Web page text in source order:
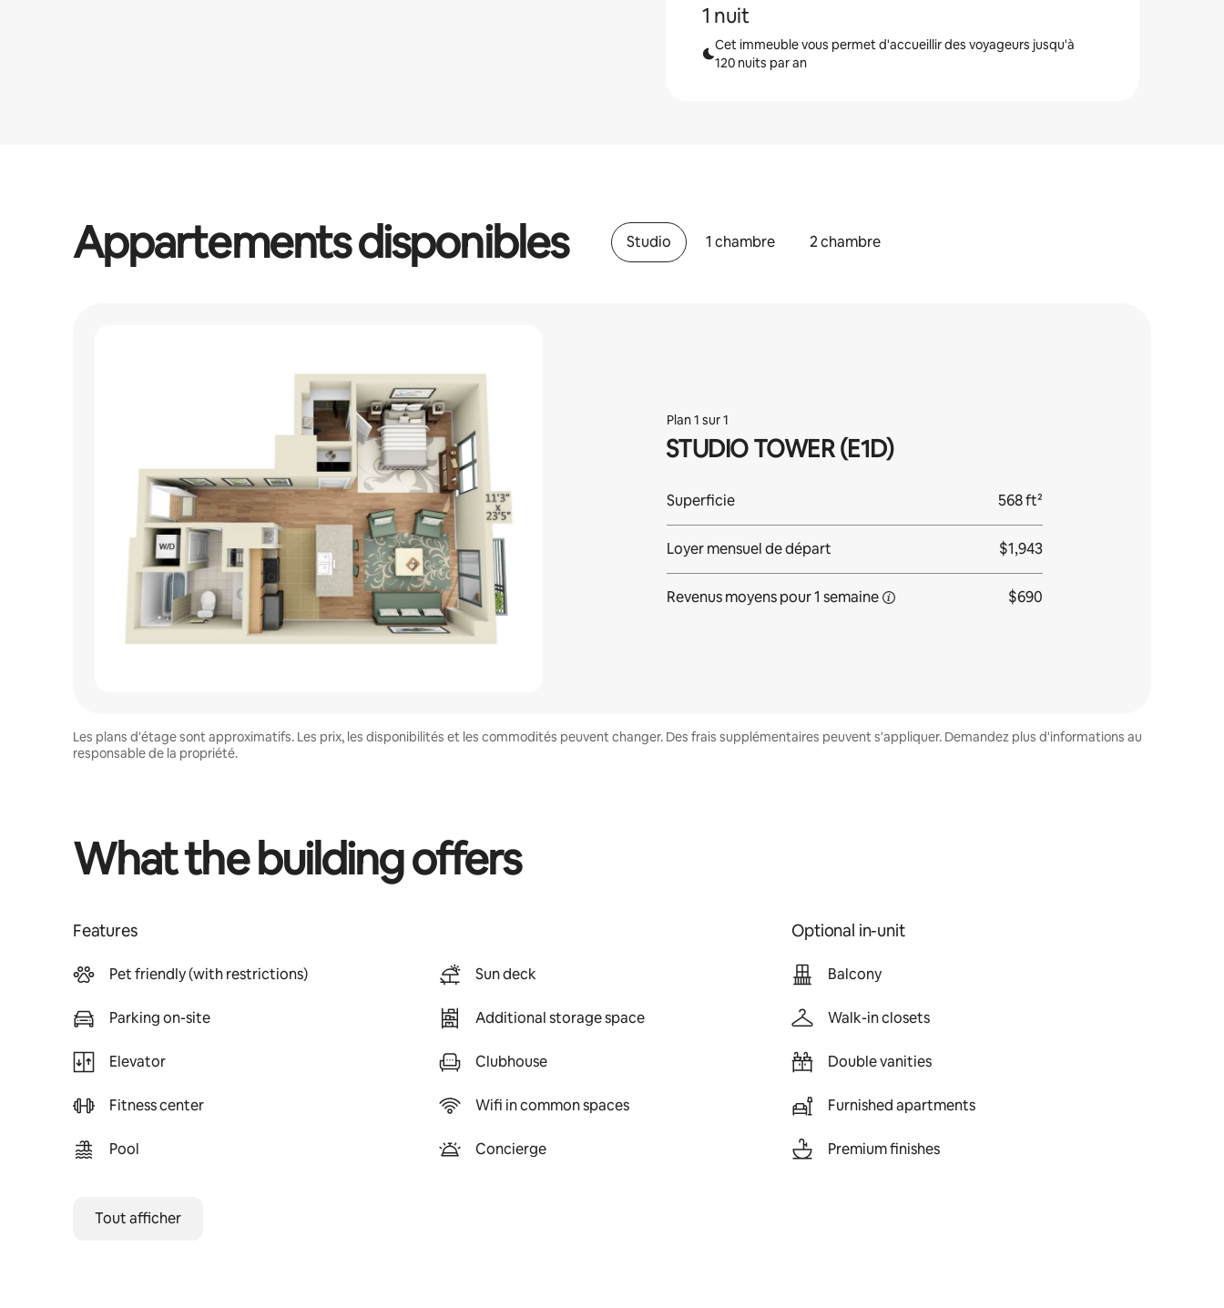
1 nuit
Cet immeuble vous permet d'accueillir des voyageurs jusqu'à
120 nuits par an
Appartements disponibles Studio 1 chambre 2 chambre
Plan 1 sur 1
STUDIO TOWER (E1D)
Superficie 568 ft²
Loyer mensuel de départ $1,943
Revenus moyens pour1 semaine $690
Les plans d'étage sont approximatifs. Les prix, les disponibilités et les commodités peuvent changer. Des frais supplémentaires peuvent s'appliquer. Demandez plus d'informations au
responsable de la propriété.
What the building offers
Features
Pet friendly (with restrictions)
Parking on-site
Elevator
Fitness center
Pool
Sun deck
Additional storage space
Clubhouse
Wifi in common spaces
Concierge
Optional in-unit
Balcony
Walk-in closets
Double vanities
Furnished apartments
Premium finishes
Tout afficher